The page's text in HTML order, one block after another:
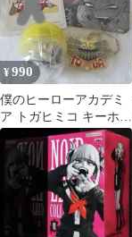
¥990
僕のヒーローアカデミ
ア トガヒミコ キーホル
ダー グッズセット